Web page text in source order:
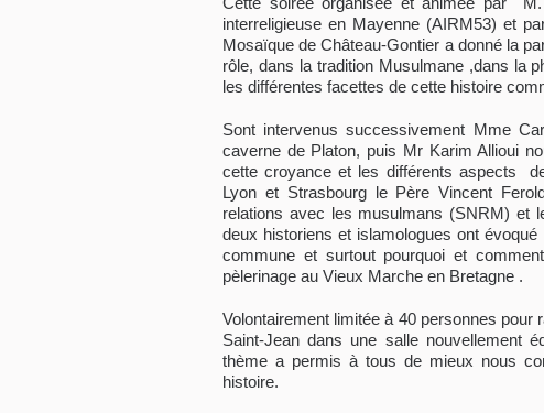
interreligieuse en Mayenne (AIRM53) et
Mosaïque de Château-Gontier a donné la
rôle, dans la tradition Musulmane ,dans la
les différentes facettes de cette histoire
Sont intervenus successivement Mme
caverne de Platon, puis Mr Karim Allioui
cette croyance et les différents aspects
Lyon et Strasbourg le Père Vincent
relations avec les musulmans (SNRM) et
deux historiens et islamologues ont
commune et surtout pourquoi et
pèlerinage au Vieux Marche en Bretagne .
Volontairement limitée à 40 personnes pour
Saint-Jean dans une salle nouvellement
thème a permis à tous de mieux nous
histoire.